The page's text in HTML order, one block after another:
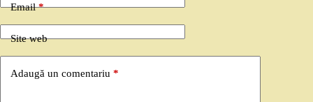
Email*
Site web
Adaugă un comentariu *